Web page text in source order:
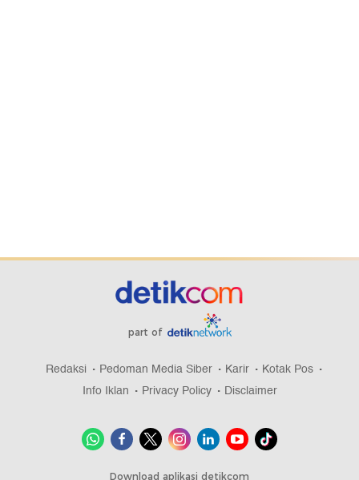
part of
Redaksi Pedoman Media Siber Karir
Kotak Pos
Info Iklan
Privacy Policy Disclaimer
Download aplikasi detikcom